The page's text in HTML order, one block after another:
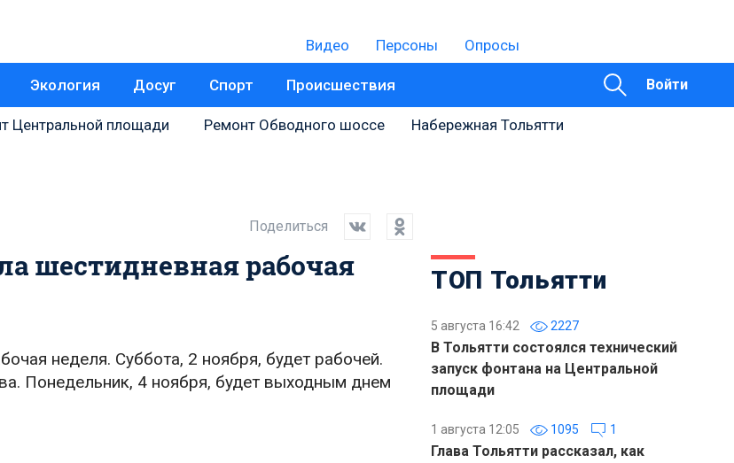
Видео Персоны Опросы
Экология Досуг Спорт Происшествия Войти
Центральной площади Ремонт Обводного шоссе
Набережная Тольятти
Поделиться
шестидневная рабочая
неделя. Суббота, 2 ноября, будет рабочей.
Понедельник, 4 ноября, будет выходным днем
ТОП Тольятти
5 августа 16:42 2227
В Тольятти состоялся технический
запуск фонтана на Центральной
площади
1 августа 12:05 1095 1
Глава Тольятти рассказал, как